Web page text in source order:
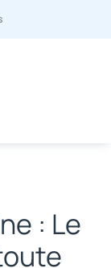
: Le